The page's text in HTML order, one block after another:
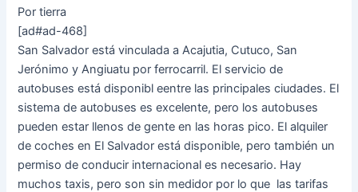
Por tierra
[ad#ad-468]
San Salvador está vinculada a Acajutia, Cutuco, San
Jerónimo y Angiuatu por ferrocarril. El servicio de
autobuses está disponibl eentre las principales ciudades. El
sistema de autobuses es excelente, pero los autobuses
pueden estar llenos de gente en las horas pico. El alquiler
de coches en El Salvador está disponible, pero también un
permiso de conducir internacional es necesario. Hay
muchos taxis, pero son sin medidor por lo que las tarifas